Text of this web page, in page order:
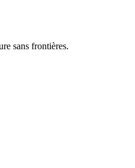
sans frontières.